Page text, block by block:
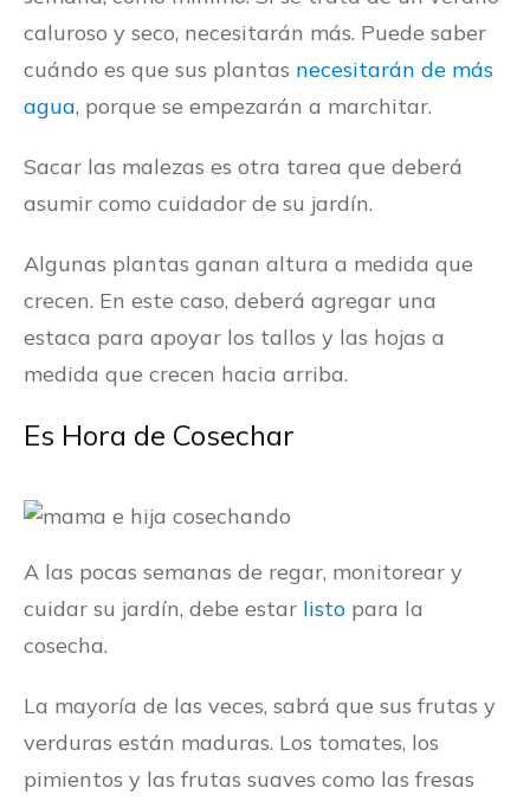
caluroso y seco, necesitarán más. Puede saber
cuándo es que sus plantas necesitarán de más
agua, porque se empezarán a marchitar.
Sacar las malezas es otra tarea que deberá
asumir como cuidador de su jardín.
Algunas plantas ganan altura a medida que
crecen. En este caso, deberá agregar una
estaca para apoyar los tallos y las hojas a
medida que crecen hacia arriba.
Es Hora de Cosechar
A las pocas semanas de regar, monitorear y
cuidar su jardín, debe estar listo para la
cosecha.
La mayoría de las veces, sabrá que sus frutas y
verduras están maduras. Los tomates, los
pimientos y las frutas suaves como las fresas